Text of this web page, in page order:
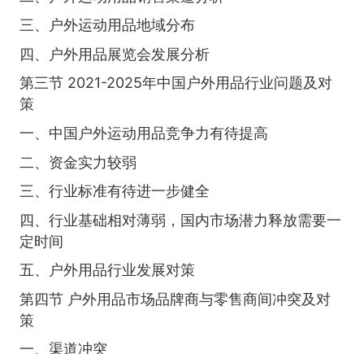
三、户外运动用品地域分布
四、户外用品展览会发展分析
第三节 2021-2025年中国户外用品行业问题及对
策
一、中国户外运动用品竞争力有待提高
二、资金实力较弱
三、行业标准有待进一步健全
四、行业基础相对薄弱，国内市场潜力释放需要一
定时间
五、户外用品行业发展对策
第四节 户外用品市场品牌商与零售商间冲突及对
策
一、渠道冲突